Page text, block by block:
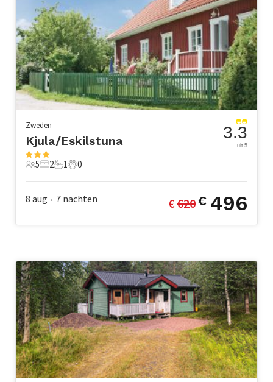
Zweden
Kjula/Eskilstuna
5 Gasten
5
2 Slaapkamers
2
1 Badkamer
1
0 Huisdieren
0
3.3
uit 5
8 aug • 7 nachten € 620€ 496